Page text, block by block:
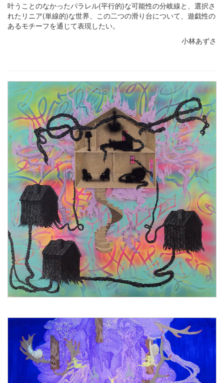
叶うことのなかったパラレル(平行的)な可能性の分岐線と、選択さ
れたリニア(単線的)な世界、この二つの滑り台について、遊戯性の
あるモチーフを通じて表現したい。
小林あずさ